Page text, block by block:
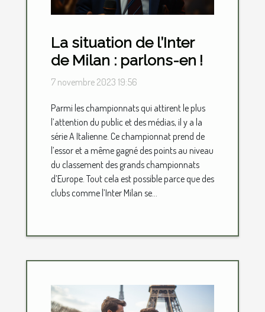
La situation de l’Inter
de Milan : parlons-en !
7 novembre 2023 19:56
Parmi les championnats qui attirent le plus
l’attention du public et des médias, il y a la
série A Italienne. Ce championnat prend de
l’essor et a même gagné des points au niveau
du classement des grands championnats
d’Europe. Tout cela est possible parce que des
clubs comme l’Inter Milan se...